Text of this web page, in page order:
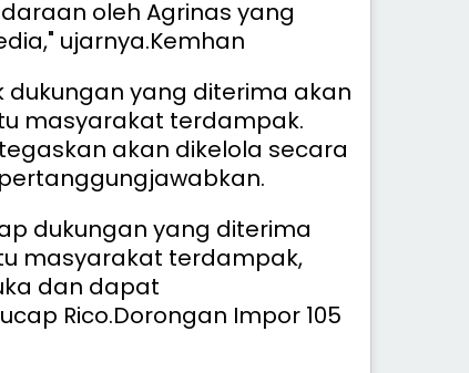
oleh Agrinas yang
ujarnya.Kemhan
yang diterima akan
masyarakat terdampak.
akan dikelola secara
dukungan yang diterima
masyarakat terdampak,
dan dapat
Rico.Dorongan Impor 105